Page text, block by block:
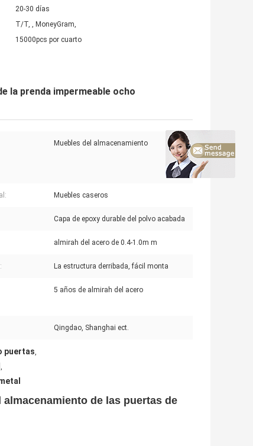
20-30 días
T/T, , MoneyGram,
15000pcs por cuarto
la prenda impermeable ocho
Muebles del almacenamiento
Muebles caseros
Capa de epoxy durable del polvo acabada
almirah del acero de 0.4-1.0m m
La estructura derribada, fácil monta
5 años de almirah del acero
Qingdao, Shanghai ect.
puertas,
,
de las puertas de